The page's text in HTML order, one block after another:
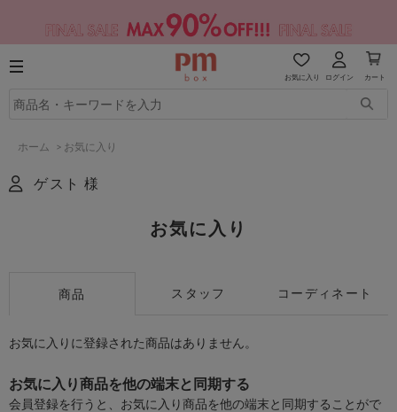
お気に入り ログイン カート
ホーム > お気に入り
ゲスト 様
お気に入り
商品 スタッフ コーディネート
お気に入りに登録された商品はありません。
お気に入り商品を他の端末と同期する
会員登録を行うと、お気に入り商品を他の端末と同期することがで